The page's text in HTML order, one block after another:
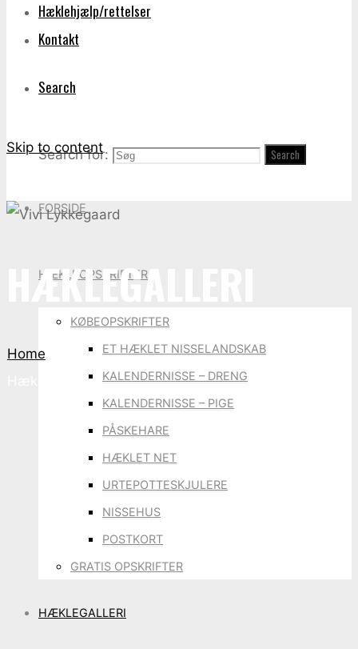
Hæklehjælp/rettelser
Kontakt
Search
Search for: Search
Skip to content
FORSIDE
HÆKLEOPSKRIFTER
KØBEOPSKRIFTER
ET HÆKLET NISSELANDSKAB
KALENDERNISSE – DRENG
KALENDERNISSE – PIGE
PÅSKEHARE
HÆKLET NET
URTEPOTTESKJULERE
NISSEHUS
POSTKORT
GRATIS OPSKRIFTER
HÆKLEGALLERI
HÆKLEGALLERI
Home